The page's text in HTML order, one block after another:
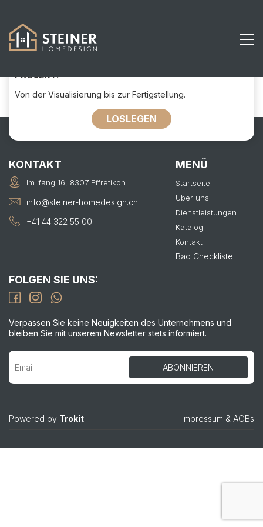
PROJEKT:
Von der Visualisierung bis zur Fertigstellung.
LOSLEGEN
KONTAKT
Im Ifang 16, 8307 Effretikon
info@steiner-homedesign.ch
+41 44 322 55 00
MENÜ
Startseite
Über uns
Dienstleistungen
Katalog
Kontakt
Bad Checkliste
FOLGEN SIE UNS:
Verpassen Sie keine Neuigkeiten des Unternehmens und
bleiben Sie mit unserem Newsletter stets informiert.
Powered by Trokit Impressum & AGBs